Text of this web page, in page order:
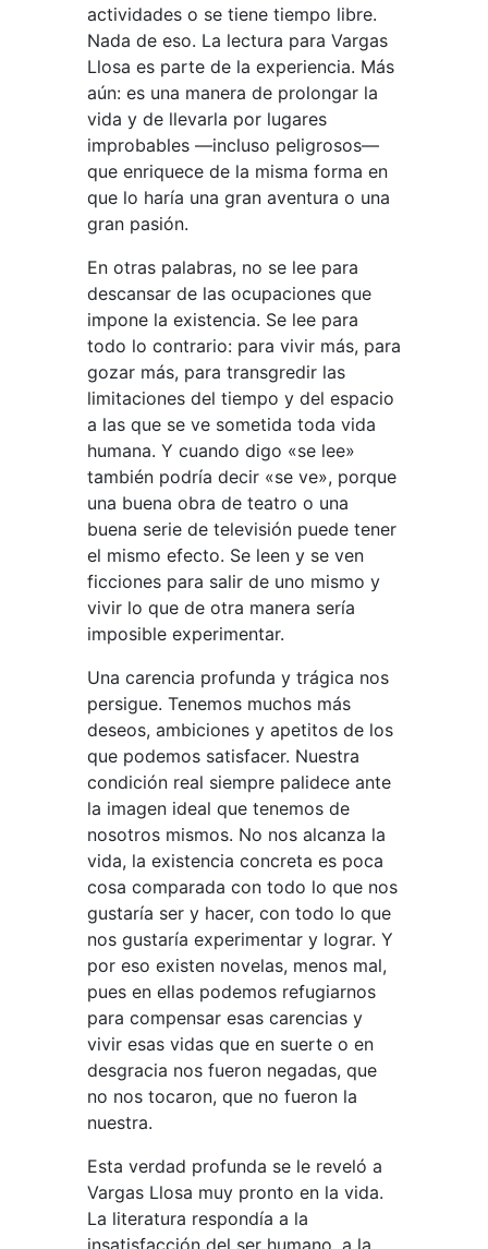
actividades o se tiene tiempo libre.
Nada de eso. La lectura para Vargas
Llosa es parte de la experiencia. Más
aún: es una manera de prolongar la
vida y de llevarla por lugares
improbables —incluso peligrosos—
que enriquece de la misma forma en
que lo haría una gran aventura o una
gran pasión.
En otras palabras, no se lee para
descansar de las ocupaciones que
impone la existencia. Se lee para
todo lo contrario: para vivir más, para
gozar más, para transgredir las
limitaciones del tiempo y del espacio
a las que se ve sometida toda vida
humana. Y cuando digo «se lee»
también podría decir «se ve», porque
una buena obra de teatro o una
buena serie de televisión puede tener
el mismo efecto. Se leen y se ven
ficciones para salir de uno mismo y
vivir lo que de otra manera sería
imposible experimentar.
Una carencia profunda y trágica nos
persigue. Tenemos muchos más
deseos, ambiciones y apetitos de los
que podemos satisfacer. Nuestra
condición real siempre palidece ante
la imagen ideal que tenemos de
nosotros mismos. No nos alcanza la
vida, la existencia concreta es poca
cosa comparada con todo lo que nos
gustaría ser y hacer, con todo lo que
nos gustaría experimentar y lograr. Y
por eso existen novelas, menos mal,
pues en ellas podemos refugiarnos
para compensar esas carencias y
vivir esas vidas que en suerte o en
desgracia nos fueron negadas, que
no nos tocaron, que no fueron la
nuestra.
Esta verdad profunda se le reveló a
Vargas Llosa muy pronto en la vida.
La literatura respondía a la
insatisfacción del ser humano, a la